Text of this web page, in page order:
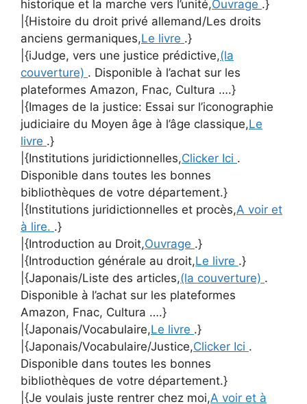
historique et la marche vers l’unité,Ouvrage .}
|{Histoire du droit privé allemand/Les droits
anciens germaniques,Le livre .}
|{iJudge, vers une justice prédictive,(la
couverture) . Disponible à l’achat sur les
plateformes Amazon, Fnac, Cultura ….}
|{Images de la justice: Essai sur l’iconographie
judiciaire du Moyen âge à l’âge classique,Le
livre .}
|{Institutions juridictionnelles,Clicker Ici .
Disponible dans toutes les bonnes
bibliothèques de votre département.}
|{Institutions juridictionnelles et procès,A voir et
à lire. .}
|{Introduction au Droit,Ouvrage .}
|{Introduction générale au droit,Le livre .}
|{Japonais/Liste des articles,(la couverture) .
Disponible à l’achat sur les plateformes
Amazon, Fnac, Cultura ….}
|{Japonais/Vocabulaire,Le livre .}
|{Japonais/Vocabulaire/Justice,Clicker Ici .
Disponible dans toutes les bonnes
bibliothèques de votre département.}
|{Je voulais juste rentrer chez moi,A voir et à